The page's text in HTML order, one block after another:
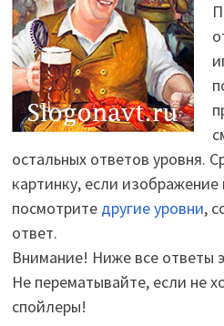
остальных ответов уровня.
картинку, если изображение
посмотрите другие уровни,
ответ.
Внимание! Ниже все ответы
Не перематывайте, если не
спойлеры!